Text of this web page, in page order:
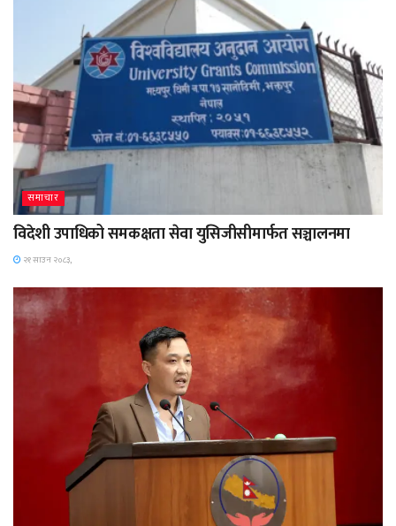
समाचार
विदेशी उपाधिको समकक्षता सेवा युसिजीसीमार्फत सञ्चालनमा
२१ साउन २०८३,